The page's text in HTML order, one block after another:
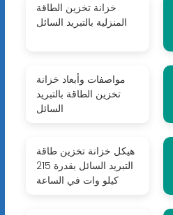
خزانة تخزين الطاقة
المنزلية بالتبريد السائل
مواصفات وأبعاد خزانة
تخزين الطاقة بالتبريد
السائل
هيكل خزانة تخزين طاقة
التبريد السائل بقدرة 215
كيلو وات في الساعة